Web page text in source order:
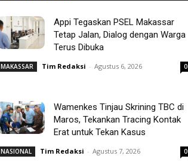
Appi Tegaskan PSEL Makassar
Tetap Jalan, Dialog dengan Warga
Terus Dibuka
MAKASSAR Tim Redaksi - Agustus 6, 2026 0
Wamenkes Tinjau Skrining TBC di
Maros, Tekankan Tracing Kontak
Erat untuk Tekan Kasus
NASIONAL Tim Redaksi - Agustus 7, 2026 0